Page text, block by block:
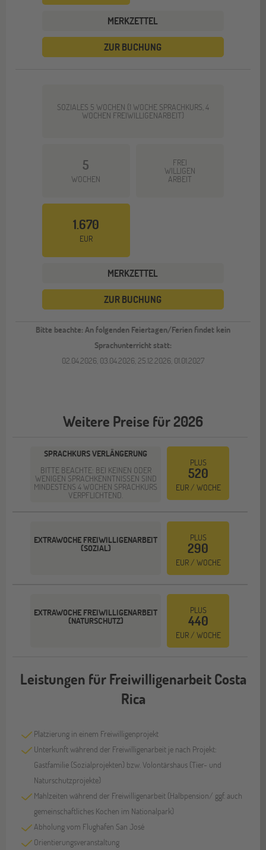
MERKZETTEL
ZUR BUCHUNG
SOZIALES 5 WOCHEN (1 WOCHE SPRACHKURS, 4
WOCHEN FREIWILLIGENARBEIT)
5
WOCHEN
FREI
WILLIGEN
ARBEIT
1.670
EUR
MERKZETTEL
ZUR BUCHUNG
Bitte beachte: An folgenden Feiertagen/Ferien findet kein
Sprachunterricht statt:
02.04.2026, 03.04.2026, 25.12.2026, 01.01.2027
Weitere Preise für 2026
SPRACHKURS VERLÄNGERUNG
BITTE BEACHTE: BEI KEINEN ODER
WENIGEN SPRACHKENNTNISSEN SIND
MINDESTENS 4 WOCHEN SPRACHKURS
VERPFLICHTEND.
PLUS
520
EUR / WOCHE
EXTRAWOCHE FREIWILLIGENARBEIT
(SOZIAL)
PLUS
290
EUR / WOCHE
EXTRAWOCHE FREIWILLIGENARBEIT
(NATURSCHUTZ)
PLUS
440
EUR / WOCHE
Leistungen für Freiwilligenarbeit Costa
Rica
Platzierung in einem Freiwilligenprojekt
Unterkunft während der Freiwilligenarbeit je nach Projekt:
Gastfamilie (Sozialprojekten) bzw. Volontärshaus (Tier- und
Naturschutzprojekte)
Mahlzeiten während der Freiwilligenarbeit (Halbpension/ ggf. auch
gemeinschaftliches Kochen im Nationalpark)
Abholung vom Flughafen San José
Orientierungsveranstaltung